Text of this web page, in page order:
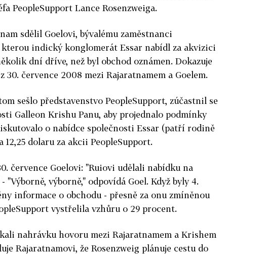
PeopleSupport Lance Rosenzweiga.
sdělil Goelovi, bývalému zaměstnanci
indický konglomerát Essar nabídl za akvizici
dní dříve, než byl obchod oznámen. Dokazuje
července 2008 mezi Rajaratnamem a Goelem.
sešlo představenstvo PeopleSupport, zúčastnil se
Galleon Krishu Panu, aby projednalo podmínky
o nabídce společnosti Essar (patří rodině
dolaru za akcii PeopleSupport.
července Goelovi: "Ruiovi udělali nabídku na
"Výborně, výborně," odpovídá Goel. Když byly 4.
informace o obchodu - přesně za onu zmíněnou
vystřelila vzhůru o 29 procent.
nahrávku hovoru mezi Rajaratnamem a Krishem
Rajaratnamovi, že Rosenzweig plánuje cestu do